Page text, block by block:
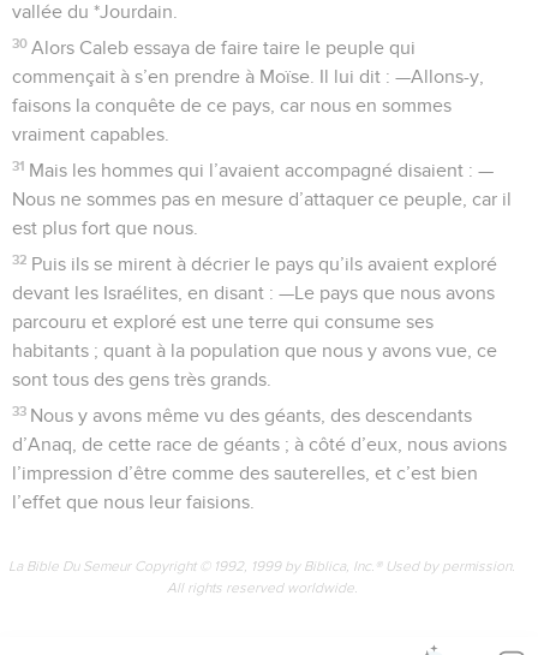
vallée du *Jourdain.
30 Alors Caleb essaya de faire taire le peuple qui
commençait à s’en prendre à Moïse. Il lui dit : —Allons-y,
faisons la conquête de ce pays, car nous en sommes
vraiment capables.
31 Mais les hommes qui l’avaient accompagné disaient : —
Nous ne sommes pas en mesure d’attaquer ce peuple, car il
est plus fort que nous.
32 Puis ils se mirent à décrier le pays qu’ils avaient exploré
devant les Israélites, en disant : —Le pays que nous avons
parcouru et exploré est une terre qui consume ses
habitants ; quant à la population que nous y avons vue, ce
sont tous des gens très grands.
33 Nous y avons même vu des géants, des descendants
d’Anaq, de cette race de géants ; à côté d’eux, nous avions
l’impression d’être comme des sauterelles, et c’est bien
l’effet que nous leur faisions.
La Bible Du Semeur Copyright © 1992, 1999 by Biblica, Inc.® Used by permission.
All rights reserved worldwide.